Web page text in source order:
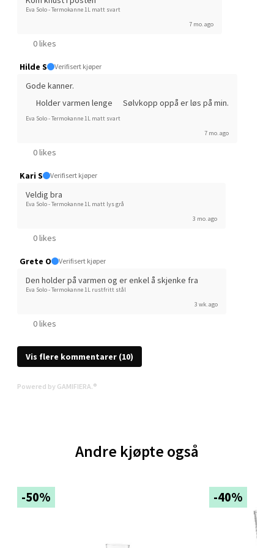
Eva Solo - Termokanne 1L matt svart
7 mo. ago
0 likes
Hilde S Verifisert kjøper
Gode kanner.
Holder varmen lenge
Sølvkopp oppå er løs på min.
Eva Solo - Termokanne 1L matt svart
7 mo. ago
0 likes
Kari S Verifisert kjøper
Veldig bra
Eva Solo - Termokanne 1L matt lys grå
3 mo. ago
0 likes
Grete O Verifisert kjøper
Den holder på varmen og er enkel å skjenke fra
Eva Solo - Termokanne 1L rustfritt stål
3 wk. ago
0 likes
Vis flere kommentarer (10)
Powered by GAMIFIERA.®
Andre kjøpte også
-50% -40%
Sørlandssenteret
Barstølveien 31, 4636 Kristiansand
Åpent i dag 10-19
0 i butikk
Velg
Fredrikstad - Torvbyen
Åpent i dag 10-18
0 i butikk
Lørenskog - Thon Senter Triaden
Gamleveien 88, 1461 Lørenskog
Oslo - Tveita Senter